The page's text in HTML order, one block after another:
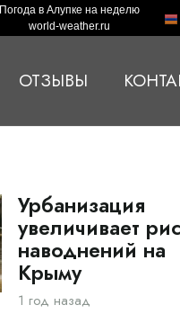
Погода в Алупке на неделю
world-weather.ru
ОТЗЫВЫ
Урбанизация
увеличивает
наводнений на
Крыму
1 год назад